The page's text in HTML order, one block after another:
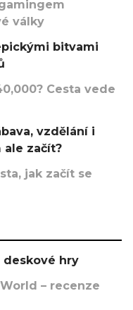
války
bitvami
Cesta vede
vzdělání i
ale začít?
jak začít se
deskové hry
– recenze